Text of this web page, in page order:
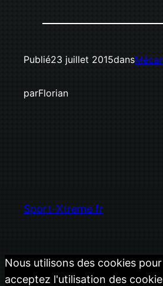
Publié23 juillet 2015dans
parFlorian
Sport-Xtreme.fr
Nous utilisons des cookies
acceptez l'utilisation des